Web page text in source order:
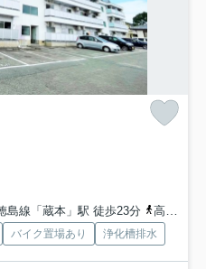
島線「蔵本」駅 徒歩23分 高徳線「徳島」駅 徒歩29分
バイク置場あり 浄化槽排水